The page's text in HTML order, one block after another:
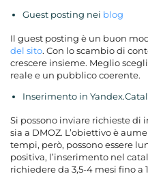
Guest posting nei blog
Il guest posting è un buon
del sito. Con lo scambio di
crescere insieme. Meglio
reale e un pubblico coerente.
Inserimento in
Si possono inviare richieste di
sia a DMOZ. L’obiettivo è
tempi, però, possono essere
positiva, l’inserimento nel
richiedere da 3,5-4 mesi fino a